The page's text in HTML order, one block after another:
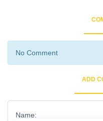
No Comment
ADD
Name: